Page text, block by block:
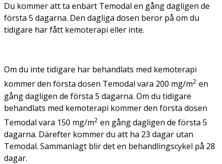
Du kommer att ta enbart Temodal en gång dagligen de
första 5 dagarna. Den dagliga dosen beror på om du
tidigare har fått kemoterapi eller inte.
Om du inte tidigare har behandlats med kemoterapi
kommer den första dosen Temodal vara 200 mg/m2 en
gång dagligen de första 5 dagarna. Om du tidigare
behandlats med kemoterapi kommer den första dosen
Temodal vara 150 mg/m2 en gång dagligen de första 5
dagarna. Därefter kommer du att ha 23 dagar utan
Temodal. Sammanlagt blir det en behandlingscykel på 28
dagar.